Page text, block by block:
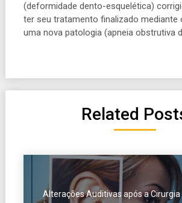
(deformidade dento-esquelética)
ter seu tratamento finalizado mediante
uma nova patologia (apneia obstrutiva
Related
Alterações Auditivas após a